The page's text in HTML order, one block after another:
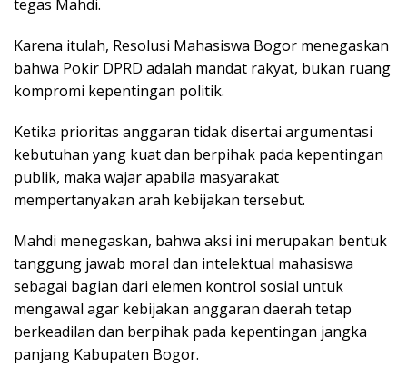
tegas Mahdi.
Karena itulah, Resolusi Mahasiswa Bogor menegaskan
bahwa Pokir DPRD adalah mandat rakyat, bukan ruang
kompromi kepentingan politik.
Ketika prioritas anggaran tidak disertai argumentasi
kebutuhan yang kuat dan berpihak pada kepentingan
publik, maka wajar apabila masyarakat
mempertanyakan arah kebijakan tersebut.
Mahdi menegaskan, bahwa aksi ini merupakan bentuk
tanggung jawab moral dan intelektual mahasiswa
sebagai bagian dari elemen kontrol sosial untuk
mengawal agar kebijakan anggaran daerah tetap
berkeadilan dan berpihak pada kepentingan jangka
panjang Kabupaten Bogor.